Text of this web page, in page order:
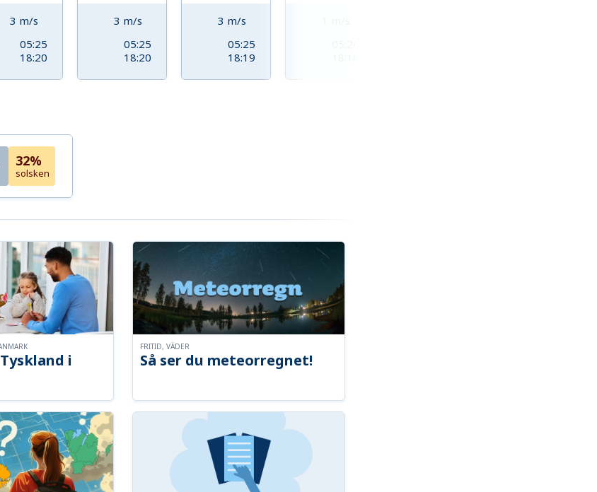
3 m/s
05:25
18:20
3 m/s
05:25
18:20
3 m/s
05:25
18:19
32%
solsken
i
Så ser du meteorregnet!
FRITID, VÄDER